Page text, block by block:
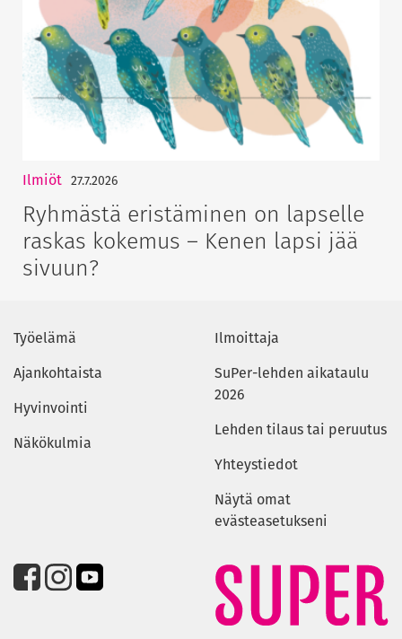
Ilmiöt 27.7.2026
Ryhmästä eristäminen on lapselle
raskas kokemus – Kenen lapsi jää
sivuun?
Työelämä
Ajankohtaista
Hyvinvointi
Näkökulmia
Ilmoittaja
SuPer-lehden aikataulu
2026
Lehden tilaus tai peruutus
Yhteystiedot
Näytä omat
evästeasetukseni